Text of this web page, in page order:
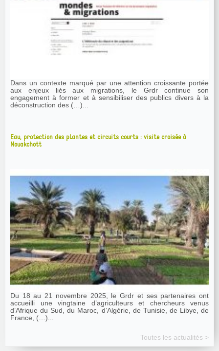
aux enjeux liés aux migrations, le Grdr continue son
engagement à former et à sensibiliser des publics divers à la
déconstruction des (…)...
Nouakchott
Du 18 au 21 novembre 2025, le Grdr et ses partenaires ont
accueilli une vingtaine d’agriculteurs et chercheurs venus
d’Afrique du Sud, du Maroc, d’Algérie, de Tunisie, de Libye, de
France, (…)...